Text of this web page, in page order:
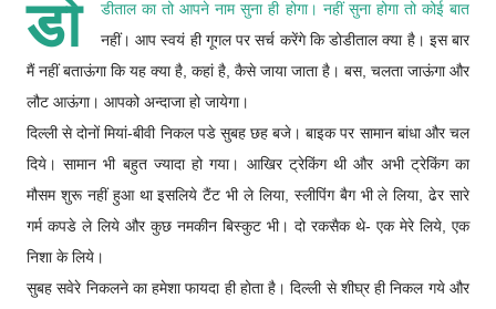
डो
डीताल का तो आपने नाम सुना ही होगा। नहीं सुना होगा तो कोई बात
नहीं। आप स्वयं ही गूगल पर सर्च करेंगे कि डोडीताल क्या है। इस बार
मैं नहीं बताऊंगा कि यह क्या है, कहां है, कैसे जाया जाता है। बस, चलता जाऊंगा और
लौट आऊंगा। आपको अन्दाजा हो जायेगा।
दिल्ली से दोनों मियां-बीवी निकल पडे सुबह छह बजे। बाइक पर सामान बांधा और चल
दिये। सामान भी बहुत ज्यादा हो गया। आखिर ट्रेकिंग थी और अभी ट्रेकिंग का
मौसम शुरू नहीं हुआ था इसलिये टैंट भी ले लिया, स्लीपिंग बैग भी ले लिया, ढेर सारे
गर्म कपडे ले लिये और कुछ नमकीन बिस्कुट भी। दो रकसैक थे- एक मेरे लिये, एक
निशा के लिये।
सुबह सवेरे निकलने का हमेशा फायदा ही होता है। दिल्ली से शीघ्र ही निकल गये और